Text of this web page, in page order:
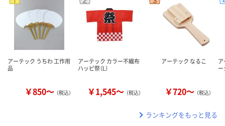
アーテック うちわ 工作用
品
￥850～ （税込）
アーテック カラー不織布
ハッピ祭（L）
￥1,545～ （税込）
アーテック なるこ
￥720～ （税込）
ー
ランキングをもっと見る